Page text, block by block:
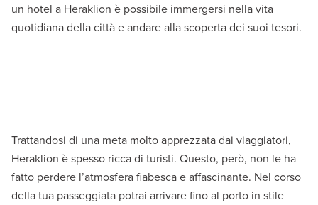
un hotel a Heraklion è possibile immergersi nella vita
quotidiana della città e andare alla scoperta dei suoi tesori.
Trattandosi di una meta molto apprezzata dai viaggiatori,
Heraklion è spesso ricca di turisti. Questo, però, non le ha
fatto perdere l’atmosfera fiabesca e affascinante. Nel corso
della tua passeggiata potrai arrivare fino al porto in stile